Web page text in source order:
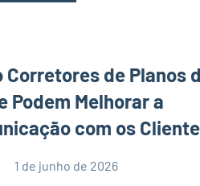
Corretores de Planos
Podem Melhorar a
com os
1 de junho de 2026